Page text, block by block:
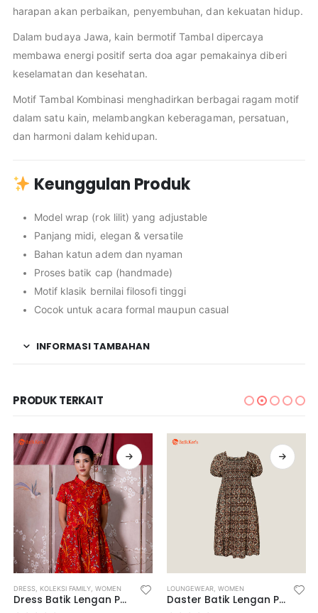
harapan akan perbaikan, penyembuhan, dan kekuatan hidup.
Dalam budaya Jawa, kain bermotif Tambal dipercaya
membawa energi positif serta doa agar pemakainya diberi
keselamatan dan kesehatan.
Motif Tambal Kombinasi menghadirkan berbagai ragam motif
dalam satu kain, melambangkan keberagaman, persatuan,
dan harmoni dalam kehidupan.
Keunggulan Produk
Model wrap (rok lilit) yang adjustable
Panjang midi, elegan & versatile
Bahan katun adem dan nyaman
Proses batik cap (handmade)
Motif klasik bernilai filosofi tinggi
Cocok untuk acara formal maupun casual
INFORMASI TAMBAHAN
PRODUK TERKAIT
DRESS, KOLEKSI FAMILY, WOMEN
Dress Batik Lengan Pendek Motif Keris Renjana Kasih
LOUNGEWEAR, WOMEN
Daster Batik Lengan Pendek Karet Motif Keris Kembang Penjuru